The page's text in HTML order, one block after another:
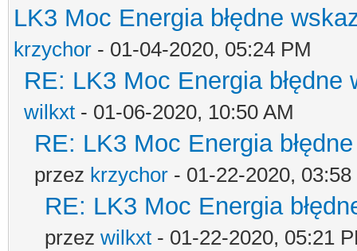
LK3 Moc Energia błędne
krzychor - 01-04-2020, 05:24 PM
RE: LK3 Moc Energia
wilkxt - 01-06-2020, 10:50 AM
RE: LK3 Moc Energia
przez krzychor - 01-22-2020,
RE: LK3 Moc Energia
przez wilkxt - 01-22-2020, 05:21